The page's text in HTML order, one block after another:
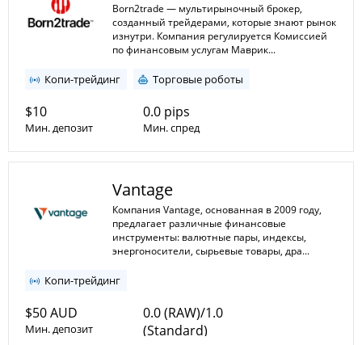
Born2trade — мультирыночный брокер,
созданный трейдерами, которые знают рынок
изнутри. Компания регулируется Комиссией
по финансовым услугам Маврик...
Копи-трейдинг Торговые роботы
$10
Мин. депозит
0.0 pips
Мин. спред
Макс. плечо
Vantage
Компания Vantage, основанная в 2009 году,
предлагает различные финансовые
инструменты: валютные пары, индексы,
энергоносители, сырьевые товары, дра...
Копи-трейдинг
$50 AUD
Мин. депозит
0.0 (RAW)/1.0
(Standard)